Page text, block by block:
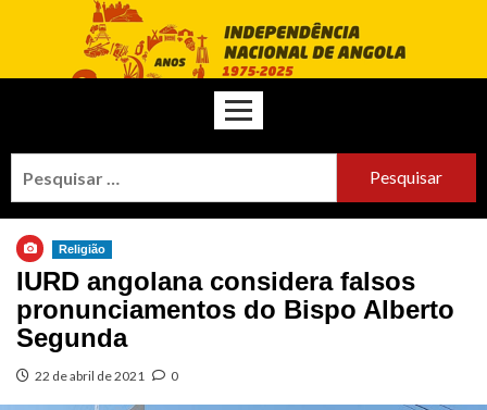
Religião
IURD angolana considera falsos
pronunciamentos do Bispo Alberto
Segunda
22 de abril de 2021 0